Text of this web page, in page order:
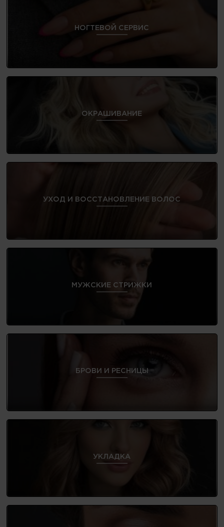
НОГТЕВОЙ СЕРВИС
ОКРАШИВАНИЕ
УХОД И ВОССТАНОВЛЕНИЕ ВОЛОС
МУЖСКИЕ СТРИЖКИ
БРОВИ И РЕСНИЦЫ
УКЛАДКА